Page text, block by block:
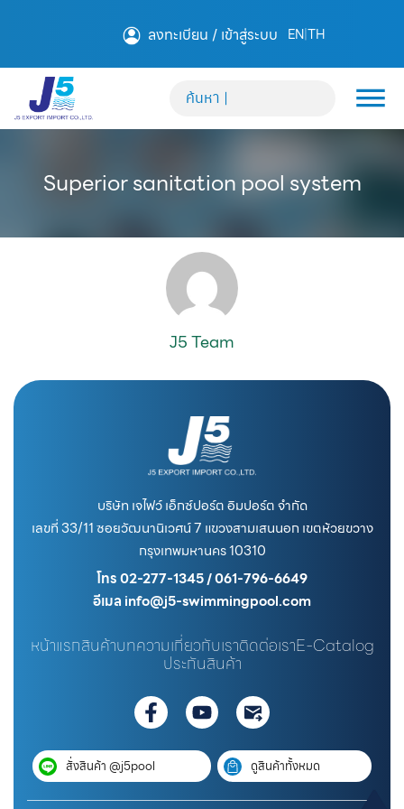
ลงทะเบียน / เข้าสู่ระบบ EN|TH
Superior sanitation pool system
J5 Team
บริษัท เจไฟว์ เอ็กซ์ปอร์ต อิมปอร์ต จำกัด
เลขที่ 33/11 ซอยวัฒนานิเวศน์ 7 แขวงสามเสนนอก เขตห้วยขวาง
กรุงเทพมหานคร 10310
โทร 02-277-1345 / 061-796-6649
อีเมล info@j5-swimmingpool.com
หน้าแรกสินค้าบทความเกี่ยวกับเราติดต่อเราE-Catalog
ประกันสินค้า
สั่งสินค้า @j5pool ดูสินค้าทั้งหมด